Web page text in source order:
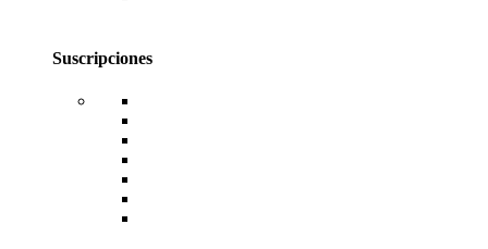
Suscripciones